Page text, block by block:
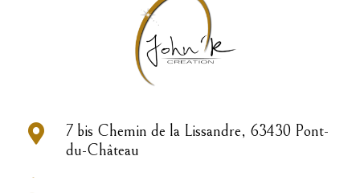

7 bis Chemin de la Lissandre, 63430 Pont-
du-Château